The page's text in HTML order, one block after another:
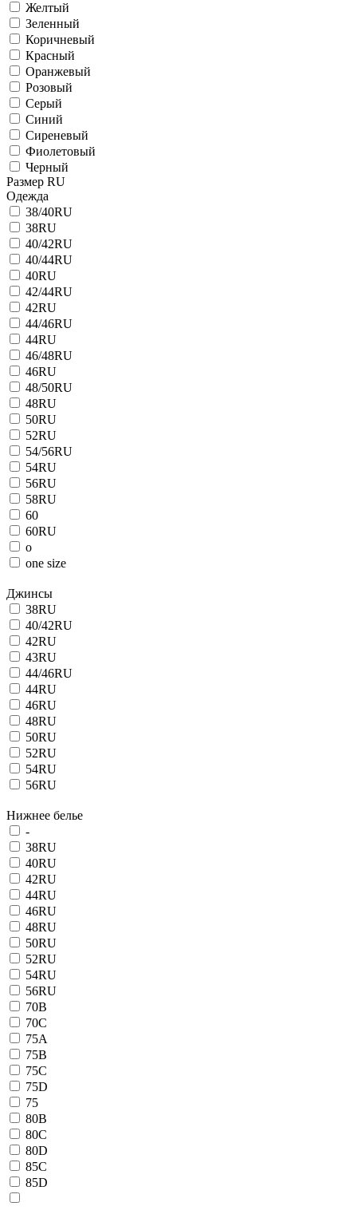
Желтый
Зеленный
Коричневый
Красный
Оранжевый
Розовый
Серый
Синий
Сиреневый
Фиолетовый
Черный
Размер RU
Одежда
38/40RU
38RU
40/42RU
40/44RU
40RU
42/44RU
42RU
44/46RU
44RU
46/48RU
46RU
48/50RU
48RU
50RU
52RU
54/56RU
54RU
56RU
58RU
60
60RU
o
one size
Джинсы
38RU
40/42RU
42RU
43RU
44/46RU
44RU
46RU
48RU
50RU
52RU
54RU
56RU
Нижнее белье
-
38RU
40RU
42RU
44RU
46RU
48RU
50RU
52RU
54RU
56RU
70B
70C
75A
75B
75C
75D
75
80B
80C
80D
85C
85D